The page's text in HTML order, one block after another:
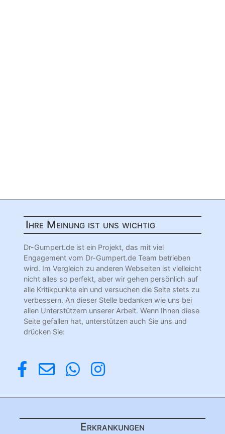
Ihre Meinung ist uns wichtig
Dr-Gumpert.de ist ein Projekt, das mit viel
Engagement vom Dr-Gumpert.de Team betrieben
wird. Im Vergleich zu anderen Webseiten ist vielleicht
nicht alles so perfekt, aber wir gehen persönlich auf
alle Kritikpunkte ein und versuchen die Seite stets zu
verbessern. An dieser Stelle bedanken wie uns bei
allen Unterstützern unserer Arbeit. Wenn Ihnen diese
Seite gefallen hat, unterstützen auch Sie uns und
drücken Sie:
Erkrankungen